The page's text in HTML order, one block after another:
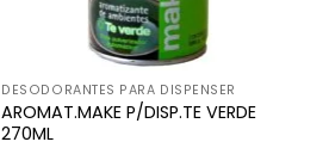
DESODORANTES PARA DISPENSER
AROMAT.MAKE P/DISP.TE VERDE
270ML